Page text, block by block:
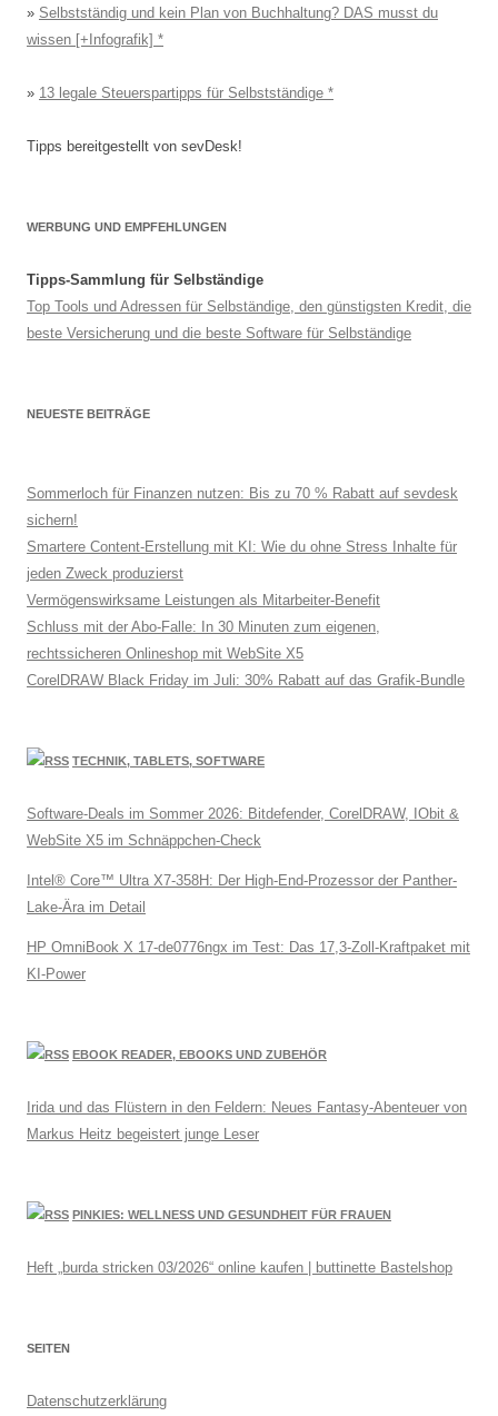
» Selbstständig und kein Plan von Buchhaltung? DAS musst du
wissen [+Infografik]
» 13 legale Steuerspartipps für Selbstständige
Tipps bereitgestellt von sevDesk!
WERBUNG UND EMPFEHLUNGEN
Tipps-Sammlung für Selbständige
Top Tools und Adressen für Selbständige, den günstigsten Kredit, die
beste Versicherung und die beste Software für Selbständige
NEUESTE BEITRÄGE
Sommerloch für Finanzen nutzen: Bis zu 70 % Rabatt auf sevdesk
sichern!
Smartere Content-Erstellung mit KI: Wie du ohne Stress Inhalte für
jeden Zweck produzierst
Vermögenswirksame Leistungen als Mitarbeiter-Benefit
Schluss mit der Abo-Falle: In 30 Minuten zum eigenen,
rechtssicheren Onlineshop mit WebSite X5
CorelDRAW Black Friday im Juli: 30% Rabatt auf das Grafik-Bundle
TECHNIK, TABLETS, SOFTWARE
Software-Deals im Sommer 2026: Bitdefender, CorelDRAW, IObit &
WebSite X5 im Schnäppchen-Check
Intel® Core™ Ultra X7-358H: Der High-End-Prozessor der Panther-
Lake-Ära im Detail
HP OmniBook X 17-de0776ngx im Test: Das 17,3-Zoll-Kraftpaket mit
KI-Power
EBOOK READER, EBOOKS UND ZUBEHÖR
Irida und das Flüstern in den Feldern: Neues Fantasy-Abenteuer von
Markus Heitz begeistert junge Leser
PINKIES: WELLNESS UND GESUNDHEIT FÜR FRAUEN
Heft „burda stricken 03/2026“ online kaufen | buttinette Bastelshop
SEITEN
Datenschutzerklärung